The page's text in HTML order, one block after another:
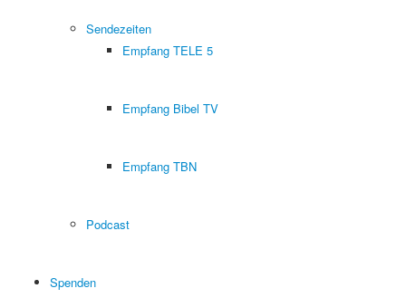
Sendezeiten
Empfang TELE 5
Empfang Bibel TV
Empfang TBN
Podcast
Spenden